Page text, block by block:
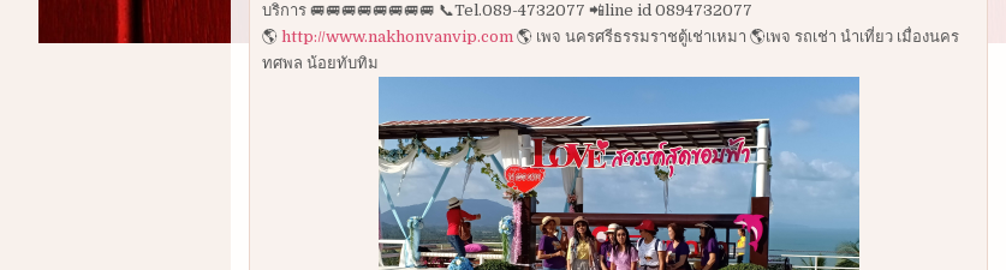
บริการ 🚐🚐🚐🚐🚐🚐🚐🚐 📞Tel.089-4732077 📲line id 0894732077
🌎 http://www.nakhonvanvip.com 🌎 เพจ นครศรีธรรมราชตู้เช่าเหมา 🌎เพจ รถเช่า นำเที่ยว เมื่องนคร
ทศพล น้อยทับทิม